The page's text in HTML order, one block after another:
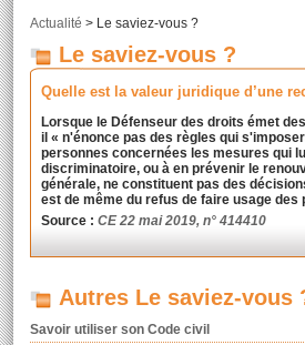
Actualité > Le saviez-vous ?
Le saviez-vous ?
Quelle est la valeur juridique d’une
Lorsque le Défenseur des droits émet
il « n'énonce pas des règles qui
personnes concernées les mesures qui
discriminatoire, ou à en prévenir le
générale, ne constituent pas des
est de même du refus de faire usage
Source :CE 22 mai 2019, n° 414410
Autres Le saviez-vous
Savoir utiliser son Code civil